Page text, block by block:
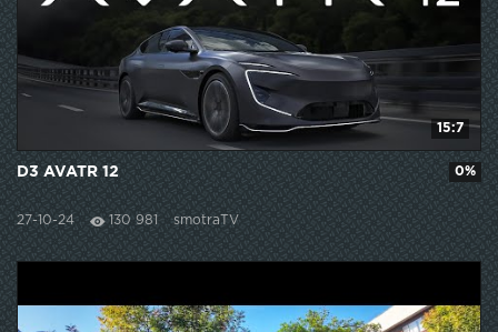
15:7
D3 AVATR 12
27-10-24 130 981 smotraTV
0%